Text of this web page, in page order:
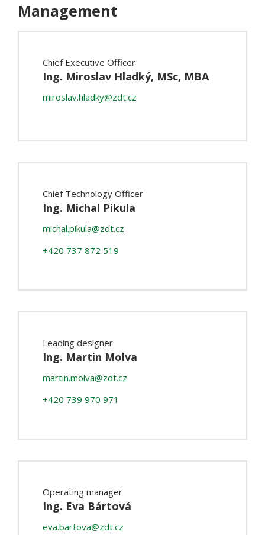
Management
Chief Executive Officer
Ing. Miroslav Hladký, MSc, MBA
miroslav.hladky@zdt.cz
Chief Technology Officer
Ing. Michal Pikula
michal.pikula@zdt.cz
+420 737 872 519
Leading designer
Ing. Martin Molva
martin.molva@zdt.cz
+420 739 970 971
Operating manager
Ing. Eva Bártová
eva.bartova@zdt.cz